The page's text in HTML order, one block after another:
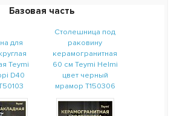
Базовая часть
для
Teymi
D40
Столешница под
раковину
керамогранитная
60 см Teymi Helmi
цвет черный
мрамор T150306